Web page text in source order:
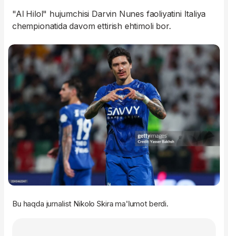
"Al Hilol" hujumchisi Darvin Nunes faoliyatini Italiya
chempionatida davom ettirish ehtimoli bor.
Bu haqda jurnalist Nikolo Skira ma'lumot berdi.